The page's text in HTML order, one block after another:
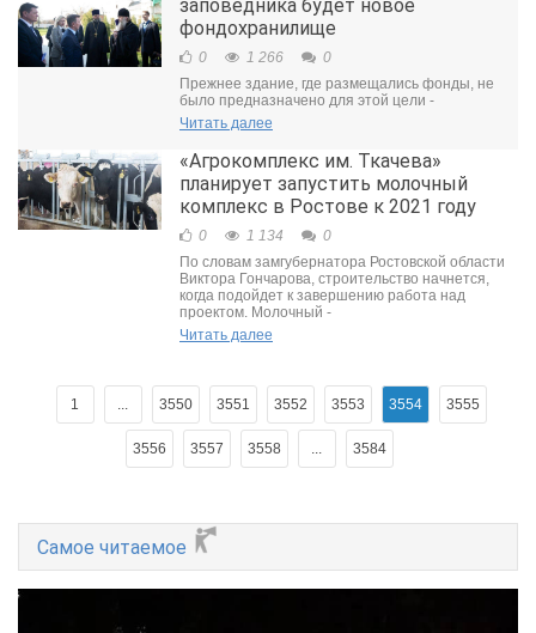
заповедника будет новое
фондохранилище
0 1 266
0
Прежнее здание, где размещались фонды, не
было предназначено для этой цели -
Читать далее
«Агрокомплекс им. Ткачева»
планирует запустить молочный
комплекс в Ростове к 2021 году
0 1 134
0
По словам замгубернатора Ростовской области
Виктора Гончарова, строительство начнется,
когда подойдет к завершению работа над
проектом. Молочный -
Читать далее
1 ... 3550 3551 3552 3553 3554 3555
3556 3557 3558 ... 3584
Самое читаемое